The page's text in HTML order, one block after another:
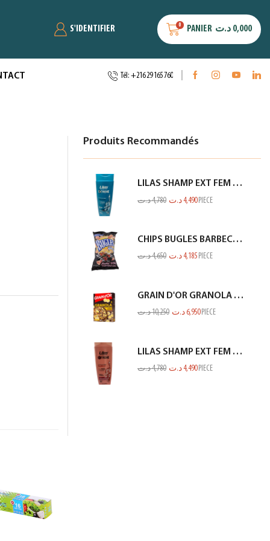
S'IDENTIFIER 0 PANIER 0,000 د.ت
Tél: +216 29 165 760
Produits Recommandés
LILAS SHAMP EXT FEM ANTI CHUTE VERT BLEUTE 350ML
4,780د.ت 4,490 د.ت PIECE
CHIPS BUGLES BARBECUE 75GR
4,650د.ت 4,185 د.ت PIECE
GRAIN D'OR GRANOLA CHOCO BANANE 300GR
10,250د.ت 6,950 د.ت PIECE
LILAS SHAMP EXT FEM RACINE GP SECHE SAUMON 350ML
4,780د.ت 4,490 د.ت PIECE